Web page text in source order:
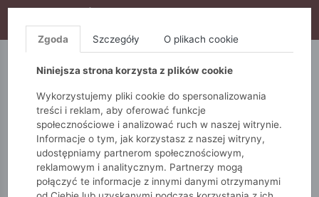
S10), DODATKOWE 15% ZA 3SZT (KOD: S15)
5.10.15. QUIOSQUE
Zgoda Szczegóły O plikach cookie
Niniejsza strona korzysta z plików cookie
Wykorzystujemy pliki cookie do spersonalizowania
treści i reklam, aby oferować funkcje
społecznościowe i analizować ruch w naszej witrynie.
Informacje o tym, jak korzystasz z naszej witryny,
udostępniamy partnerom społecznościowym,
reklamowym i analitycznym. Partnerzy mogą
połączyć te informacje z innymi danymi otrzymanymi